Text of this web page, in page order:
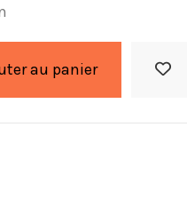
au panier